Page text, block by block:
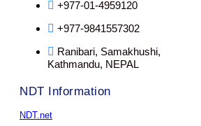
+977-01-4959120
+977-9841557302
Ranibari, Samakhushi,
Kathmandu, NEPAL
NDT Information
NDT.net